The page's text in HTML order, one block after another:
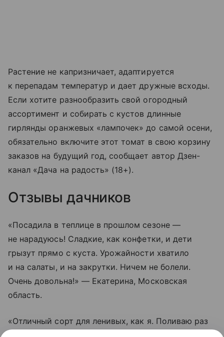
Растение не капризничает, адаптируется
к перепадам температур и дает дружные всходы.
Если хотите разнообразить свой огородный
ассортимент и собирать с кустов длинные
гирлянды оранжевых «лампочек» до самой осени,
обязательно включите этот томат в свою корзину
заказов на будущий год, сообщает автор Дзен-
канал «Дача на радость» (18+).
Отзывы дачников
«Посадила в теплице в прошлом сезоне —
не нарадуюсь! Сладкие, как конфетки, и дети
грызут прямо с куста. Урожайности хватило
и на салаты, и на закрутки. Ничем не болели.
Очень довольна!» — Екатерина, Московская
область.
«Отличный сорт для ленивых, как я. Поливаю раз